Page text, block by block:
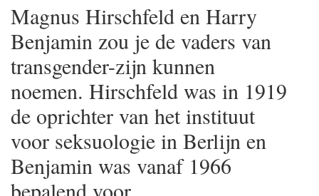
Magnus Hirschfeld en Harry
Benjamin zou je de vaders van
transgender-zijn kunnen
noemen. Hirschfeld was in 1919
de oprichter van het instituut
voor seksuologie in Berlijn en
Benjamin was vanaf 1966
bepalend voor